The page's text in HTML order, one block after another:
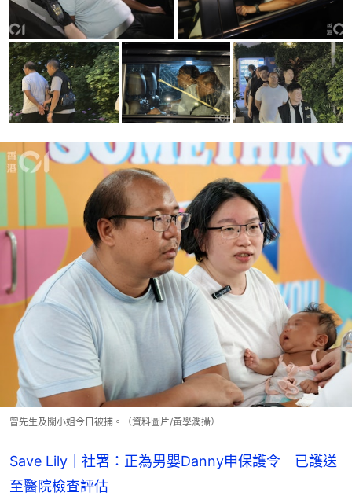
曾先生及關小姐今日被捕。（資料圖片/黃學潤攝）
Save Lily｜社署：正為男嬰Danny申保護令 已護送
至醫院檢查評估